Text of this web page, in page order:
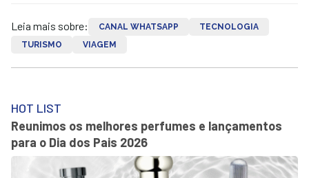
Leia mais sobre: CANAL WHATSAPP
TECNOLOGIA
TURISMO
VIAGEM
HOT LIST
Reunimos os melhores perfumes e lançamentos
para o Dia dos Pais 2026